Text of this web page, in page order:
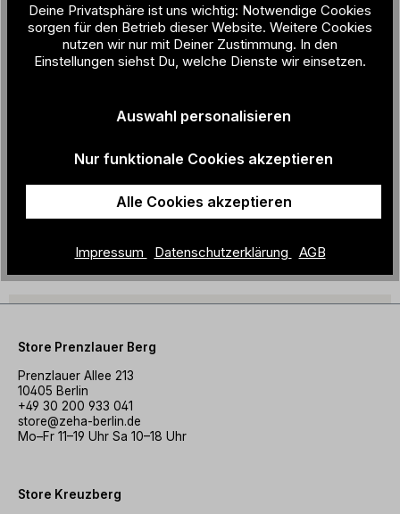
Material:
80% Makó Cotton / 18% Polyamide /
2% Elastane
Farbbezeich
cremeweiß / rot
Herstellungs
Italien
Material + Pflege
Alles für Deinen ZEHA-Look
Store Prenzlauer Berg
Prenzlauer Allee 213
10405 Berlin
+49 30 200 933 041
store@zeha-berlin.de
Mo–Fr 11–19 Uhr Sa 10–18 Uhr
Store Kreuzberg
Deine Privatsphäre ist uns wichtig: Notwendige Cookies
sorgen für den Betrieb dieser Website. Weitere Cookies
nutzen wir nur mit Deiner Zustimmung. In den
Einstellungen siehst Du, welche Dienste wir einsetzen.
Auswahl personalisieren
Nur funktionale Cookies akzeptieren
Alle Cookies akzeptieren
Impressum Datenschutzerklärung AGB